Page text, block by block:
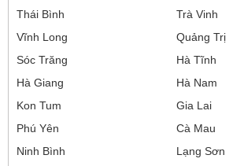
Thái Bình
Trà Vinh
Vĩnh Long
Quảng Trị
Sóc Trăng
Hà Tĩnh
Hà Giang
Hà Nam
Kon Tum
Gia Lai
Phú Yên
Cà Mau
Ninh Bình
Lạng Sơn